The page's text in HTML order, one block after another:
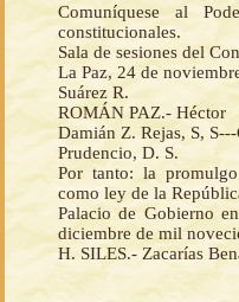
Comuníquese al
constitucionales.
Sala de sesiones del
La Paz, 24 de
Suárez R.
ROMÁN PAZ.- Héctor
Damián Z. Rejas, S,
Prudencio, D. S.
Por tanto: la
como ley de la
Palacio de Gobierno
diciembre de mil
H. SILES.- Zacarías